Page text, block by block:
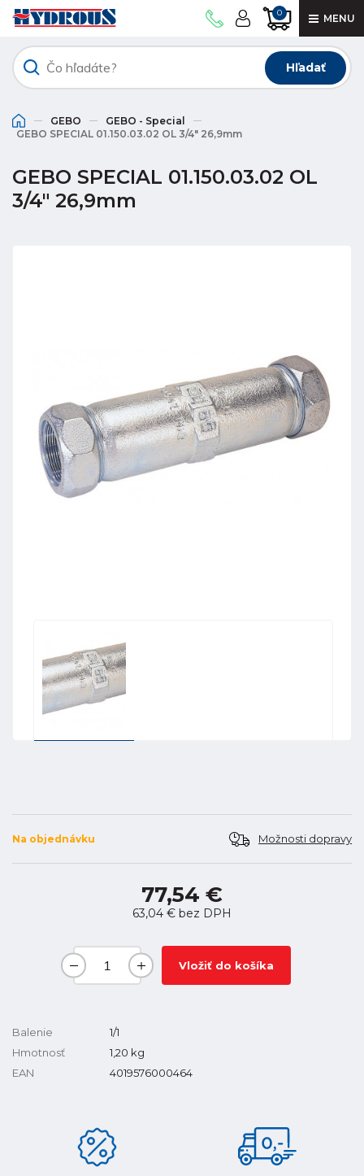
0 MENU
Hľadať
GEBO
GEBO - Special
GEBO SPECIAL 01.150.03.02 OL 3/4" 26,9mm
GEBO SPECIAL 01.150.03.02 OL
3/4" 26,9mm
Na objednávku Možnosti dopravy
77,54 €
63,04 € bez DPH
Vložiť do košíka
Balenie
1/1
Hmotnosť
1,20 kg
EAN
4019576000464